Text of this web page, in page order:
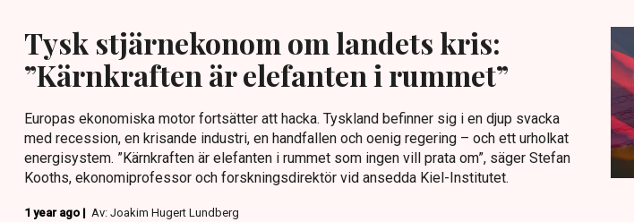
Tysk stjärnekonom om landets kris:
”Kärnkraften är elefanten i rummet”
Europas ekonomiska motor fortsätter att hacka. Tyskland befinner sig i en djup svacka
med recession, en krisande industri, en handfallen och oenig regering – och ett urholkat
energisystem. ”Kärnkraften är elefanten i rummet som ingen vill prata om”, säger Stefan
Kooths, ekonomiprofessor och forskningsdirektör vid ansedda Kiel-Institutet.
1 year ago | Av: Joakim Hugert Lundberg